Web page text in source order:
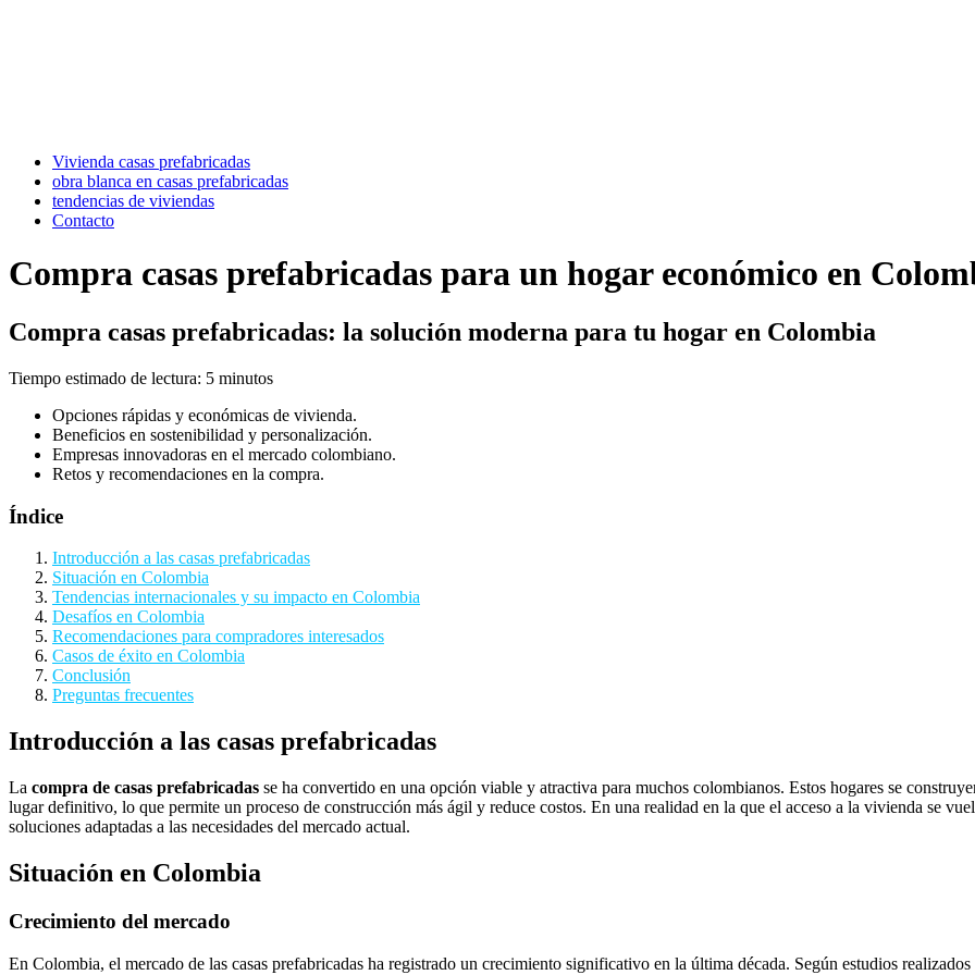
Vivienda casas prefabricadas
obra blanca en casas prefabricadas
tendencias de viviendas
Contacto
Compra casas prefabricadas para un hogar económico en
Compra casas prefabricadas: la solución moderna para tu hogar en Colombia
Tiempo estimado de lectura: 5 minutos
Opciones rápidas y económicas de vivienda.
Beneficios en sostenibilidad y personalización.
Empresas innovadoras en el mercado colombiano.
Retos y recomendaciones en la compra.
Índice
Introducción a las casas prefabricadas
Situación en Colombia
Tendencias internacionales y su impacto en Colombia
Desafíos en Colombia
Recomendaciones para compradores interesados
Casos de éxito en Colombia
Conclusión
Preguntas frecuentes
Introducción a las casas prefabricadas
La compra de casas prefabricadas se ha convertido en una opción viable y atractiva para muchos colombianos. Estos hogares se
lugar definitivo, lo que permite un proceso de construcción más ágil y reduce costos. En una realidad en la que el acceso a la vivienda se
soluciones adaptadas a las necesidades del mercado actual.
Situación en Colombia
Crecimiento del mercado
En Colombia, el mercado de las casas prefabricadas ha registrado un crecimiento significativo en la última década. Según estudios